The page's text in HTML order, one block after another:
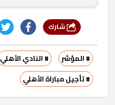
# المؤشر # النادي الأهلي
# تأجيل مباراة الأهلي